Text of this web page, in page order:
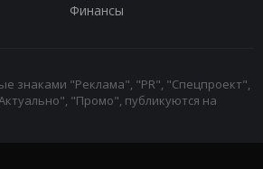
Финансы
знаками "Реклама", "PR", "Спецпроект",
"Промо", публикуются на